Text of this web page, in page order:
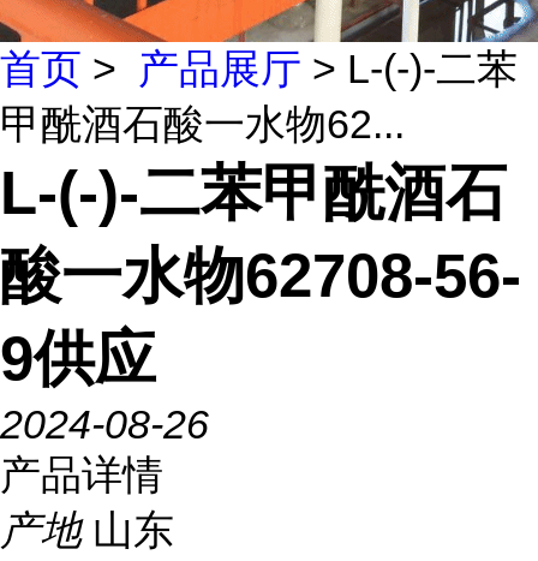
首页 > 产品展厅 > L-(-)-二苯
甲酰酒石酸一水物62...
L-(-)-二苯甲酰酒石
酸一水物62708-56-
9供应
2024-08-26
产品详情
产地 山东